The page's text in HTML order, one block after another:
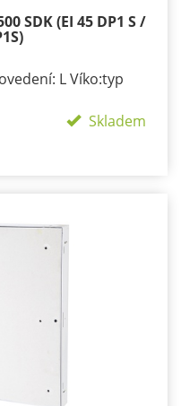
SDK (EI 45 DP1 S /
L Víko:typ
výko s SDK výplní
Skladem